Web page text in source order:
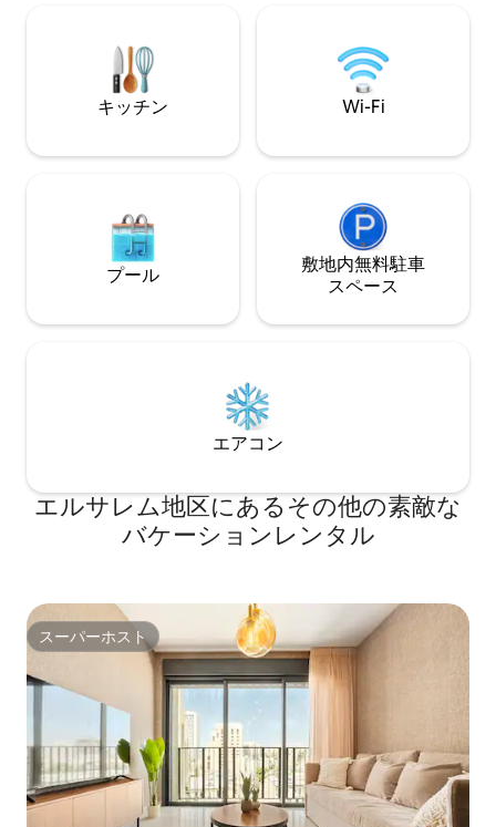
村アブ・グシュから車で5分 近隣の町には
レストランやカフェがあります。一部の
レストランはコーシャ（ユダヤ教の食事
規則に従ったもの）で、土曜日は休業で
するウォーキングルートがあります
ハドリンのコーシ
いの最低滞在日数
キッチン Wi-Fi
プール
敷地内無料駐⁠車
ス⁠ペ⁠ー⁠ス
エアコン
エルサレム地区にあるその他の素敵な
バケーションレンタル
スーパーホスト
スーパーホスト